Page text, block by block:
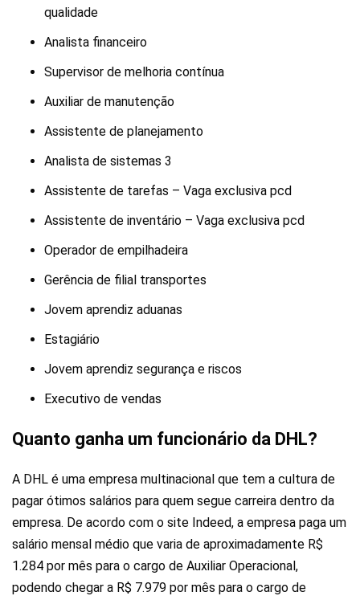
qualidade
Analista financeiro
Supervisor de melhoria contínua
Auxiliar de manutenção
Assistente de planejamento
Analista de sistemas 3
Assistente de tarefas – Vaga exclusiva pcd
Assistente de inventário – Vaga exclusiva pcd
Operador de empilhadeira
Gerência de filial transportes
Jovem aprendiz aduanas
Estagiário
Jovem aprendiz segurança e riscos
Executivo de vendas
Quanto ganha um funcionário da DHL?
A DHL é uma empresa multinacional que tem a cultura de
pagar ótimos salários para quem segue carreira dentro da
empresa. De acordo com o site Indeed, a empresa paga um
salário mensal médio que varia de aproximadamente R$
1.284 por mês para o cargo de Auxiliar Operacional,
podendo chegar a R$ 7.979 por mês para o cargo de